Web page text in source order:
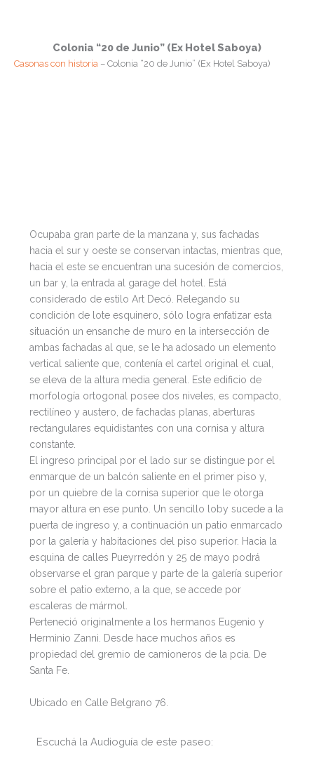
Colonia “20 de Junio” (Ex Hotel Saboya)
Casonas con historia – Colonia “20 de Junio” (Ex Hotel Saboya)
Ocupaba gran parte de la manzana y, sus fachadas
hacia el sur y oeste se conservan intactas, mientras que,
hacia el este se encuentran una sucesión de comercios,
un bar y, la entrada al garage del hotel. Está
considerado de estilo Art Decó. Relegando su
condición de lote esquinero, sólo logra enfatizar esta
situación un ensanche de muro en la intersección de
ambas fachadas al que, se le ha adosado un elemento
vertical saliente que, contenía el cartel original el cual,
se eleva de la altura media general. Este edificio de
morfología ortogonal posee dos niveles, es compacto,
rectilíneo y austero, de fachadas planas, aberturas
rectangulares equidistantes con una cornisa y altura
constante.
El ingreso principal por el lado sur se distingue por el
enmarque de un balcón saliente en el primer piso y,
por un quiebre de la cornisa superior que le otorga
mayor altura en ese punto. Un sencillo loby sucede a la
puerta de ingreso y, a continuación un patio enmarcado
por la galería y habitaciones del piso superior. Hacia la
esquina de calles Pueyrredón y 25 de mayo podrá
observarse el gran parque y parte de la galería superior
sobre el patio externo, a la que, se accede por
escaleras de mármol.
Perteneció originalmente a los hermanos Eugenio y
Herminio Zanni. Desde hace muchos años es
propiedad del gremio de camioneros de la pcia. De
Santa Fe.
Ubicado en Calle Belgrano 76.
Escuchá la Audioguía de este paseo: